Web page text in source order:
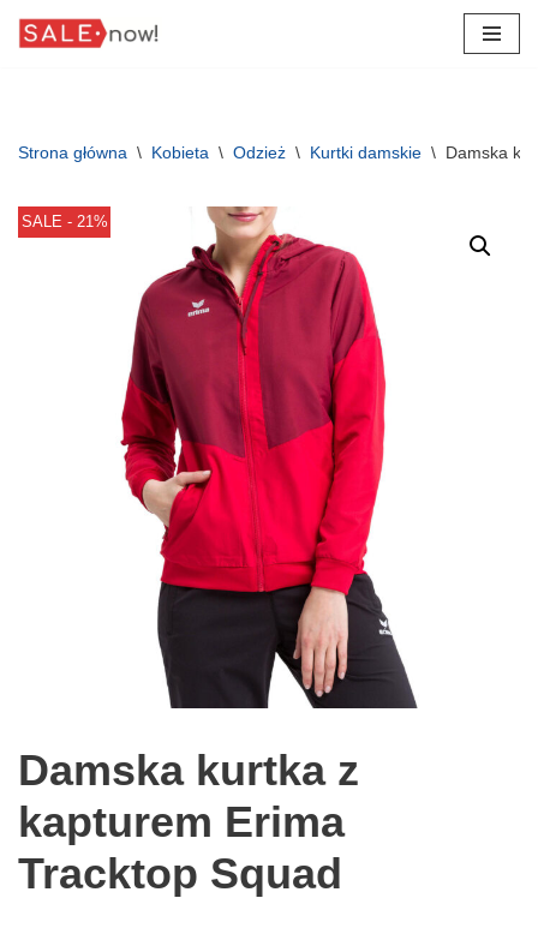
Strona główna \ Kobieta \ Odzież \ Kurtki damskie \ Damska
SALE - 21%
Damska kurtka z
kapturem Erima
Tracktop Squad